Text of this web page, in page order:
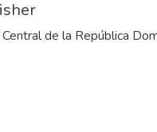
de la República